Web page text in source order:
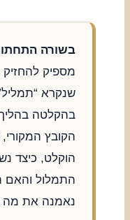
בשורה
מספיק
שנקרא
בהקלטה
הקובץ
הוקלט, כיצד
התמלול והאם
נאמנה את מה